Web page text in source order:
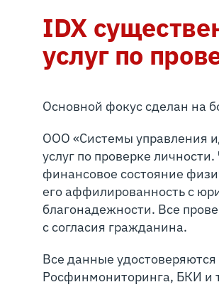
IDX
услуг по
Основной фокус сделан на
ООО «Системы управления
услуг по проверке
финансовое состояние
его аффилированность с
благонадежности. Все
с согласия гражданина.
Все данные
Росфинмониторинга, БКИ и